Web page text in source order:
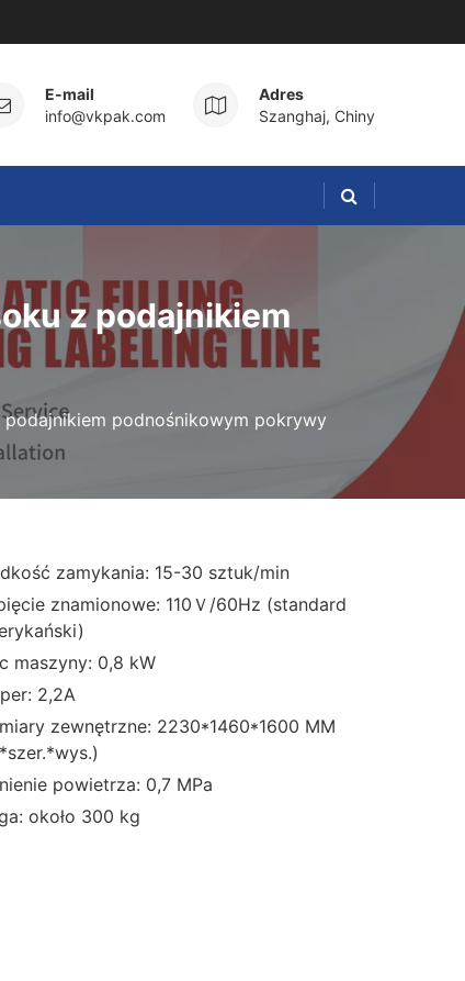
E-mail
info@vkpak.com
Adres
Szanghaj, Chiny
z podajnikiem
podnośnikowym pokrywy
zamykania: 15-30 sztuk/min
znamionowe: 110Ｖ/60Hz (standard
maszyny: 0,8 kW
2,2A
zewnętrzne: 2230*1460*1600 MM
powietrza: 0,7 MPa
około 300 kg